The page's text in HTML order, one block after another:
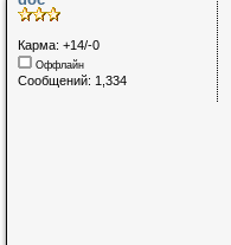
Карма: +14/-0
Оффлайн
Сообщений: 1,334